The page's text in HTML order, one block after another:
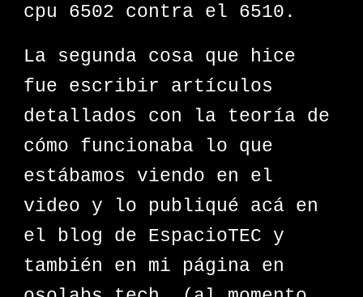
cpu 6502 contra el 6510.
La segunda cosa que hice
fue escribir artículos
detallados con la teoría de
cómo funcionaba lo que
estábamos viendo en el
video y lo publiqué acá en
el blog de EspacioTEC y
también en mi página en